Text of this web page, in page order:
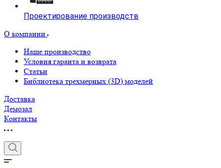
Проектирование производств
О компании
Наше производство
Условия гаранта и возврата
Статьи
Библиотека трехмерных (3D) моделей
Доставка
Демозал
Контакты